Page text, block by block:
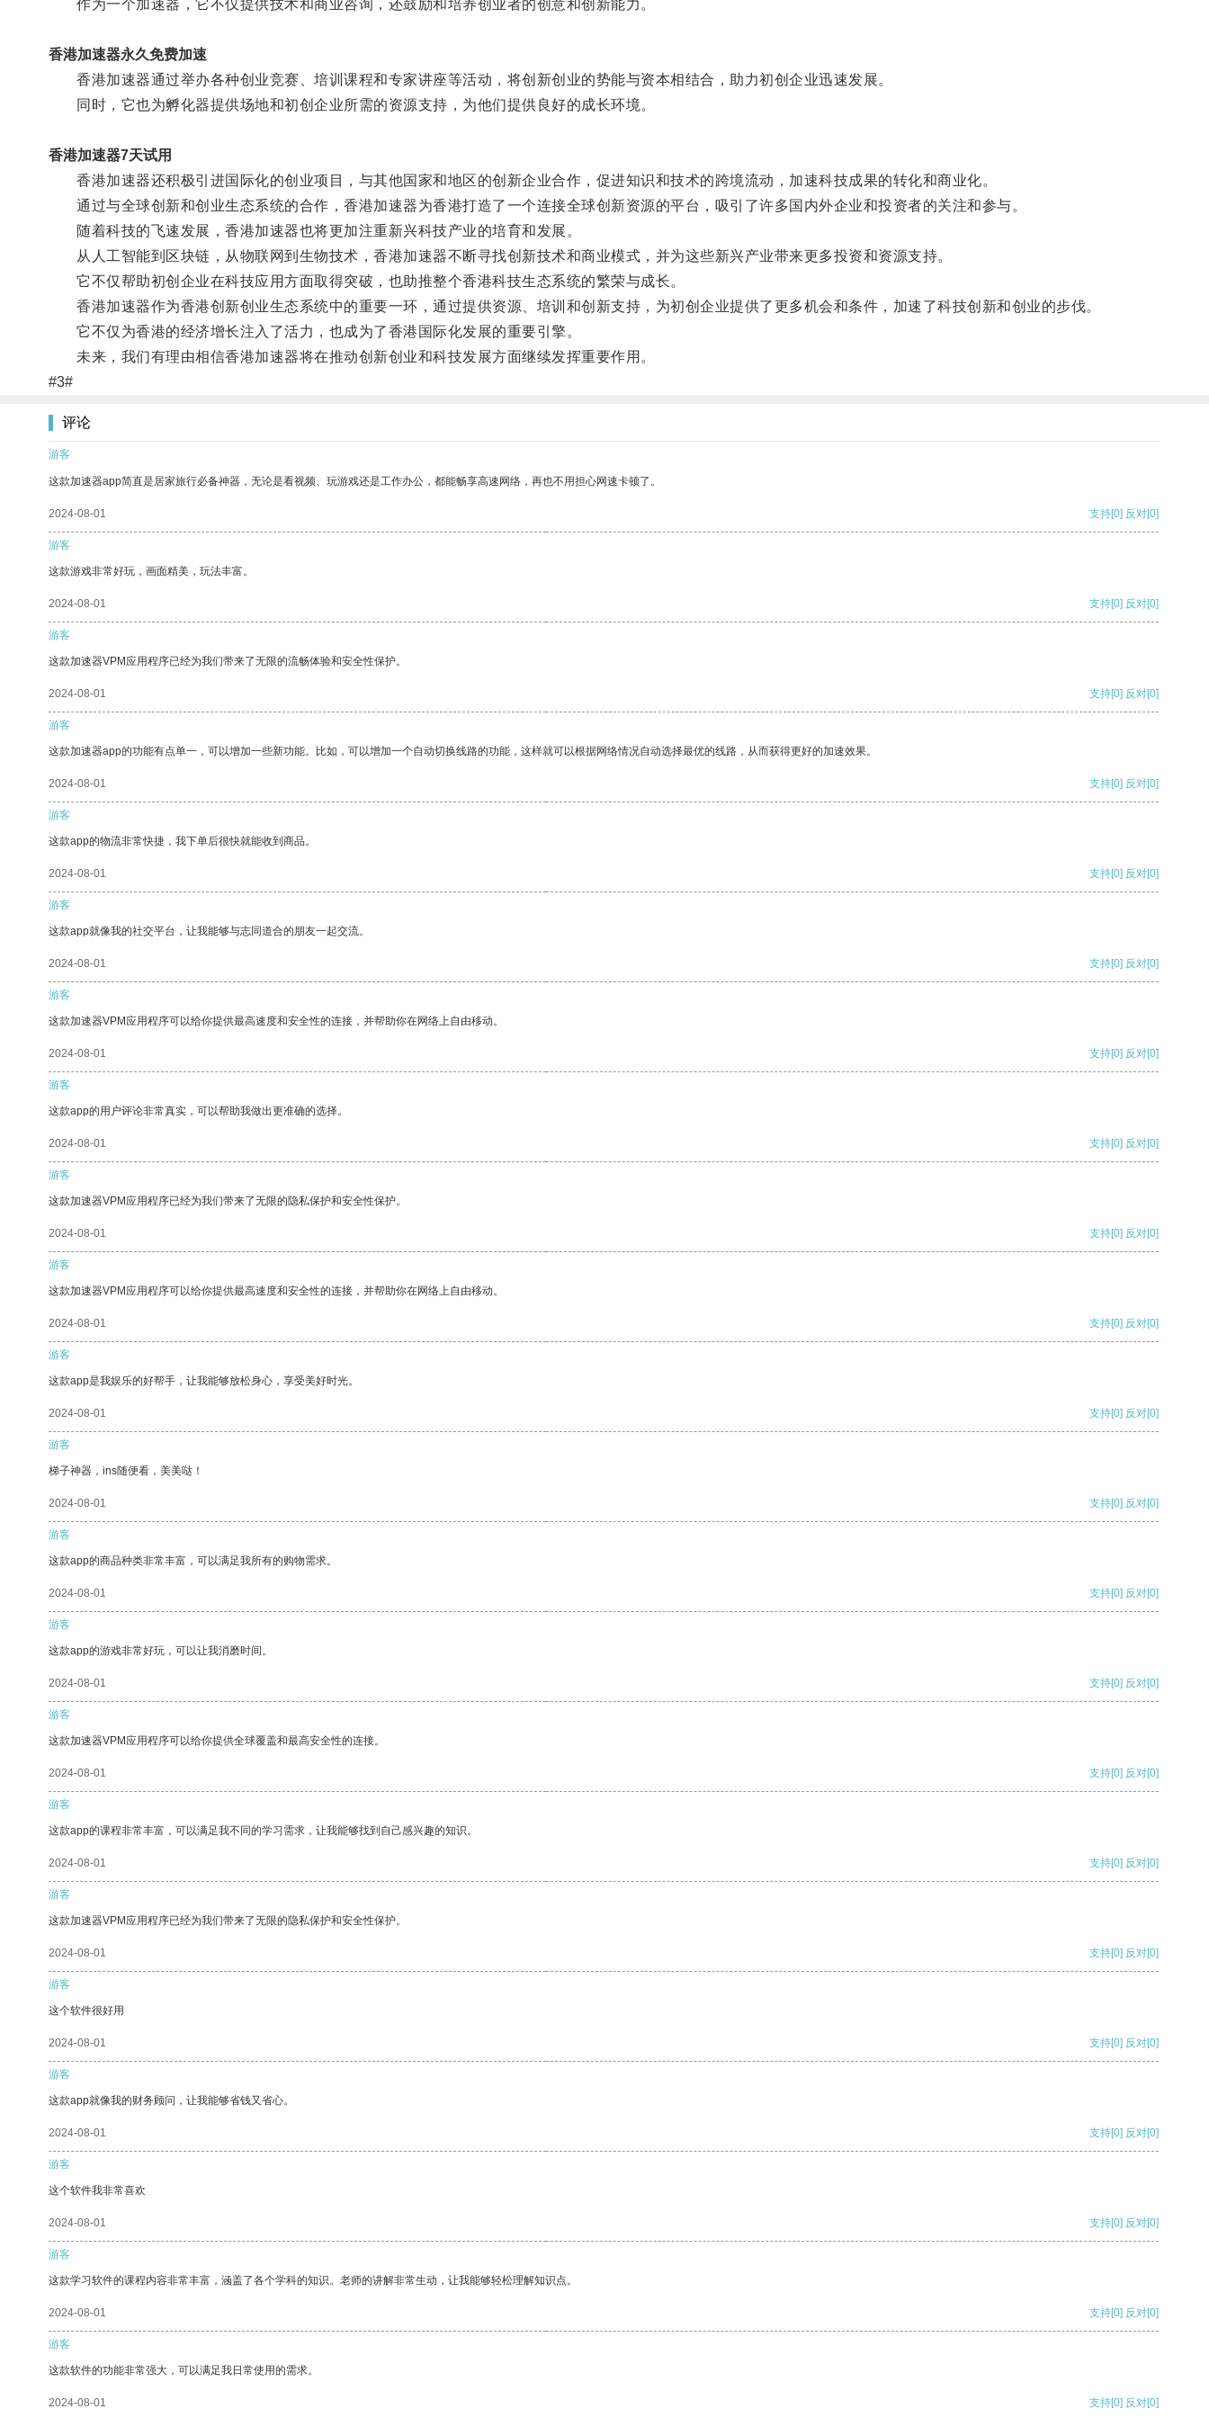
作为一个加速器，它不仅提供技术和商业咨询，还鼓励和培养创业者的创意和创新能力。
香港加速器永久免费加速
香港加速器通过举办各种创业竞赛、培训课程和专家讲座等活动，将创新创业的势能与资本相结合，助力初创企业迅速发展。
同时，它也为孵化器提供场地和初创企业所需的资源支持，为他们提供良好的成长环境。
香港加速器7天试用
香港加速器还积极引进国际化的创业项目，与其他国家和地区的创新企业合作，促进知识和技术的跨境流动，加速科技成果的转化和商业化。
通过与全球创新和创业生态系统的合作，香港加速器为香港打造了一个连接全球创新资源的平台，吸引了许多国内外企业和投资者的关注和参与。
随着科技的飞速发展，香港加速器也将更加注重新兴科技产业的培育和发展。
从人工智能到区块链，从物联网到生物技术，香港加速器不断寻找创新技术和商业模式，并为这些新兴产业带来更多投资和资源支持。
它不仅帮助初创企业在科技应用方面取得突破，也助推整个香港科技生态系统的繁荣与成长。
香港加速器作为香港创新创业生态系统中的重要一环，通过提供资源、培训和创新支持，为初创企业提供了更多机会和条件，加速了科技创新和创业的步伐。
它不仅为香港的经济增长注入了活力，也成为了香港国际化发展的重要引擎。
未来，我们有理由相信香港加速器将在推动创新创业和科技发展方面继续发挥重要作用。
#3#
评论
游客
这款加速器app简直是居家旅行必备神器，无论是看视频、玩游戏还是工作办公，都能畅享高速网络，再也不用担心网速卡顿了。
2024-08-01 支持[0] 反对[0]
游客
这款游戏非常好玩，画面精美，玩法丰富。
2024-08-01 支持[0] 反对[0]
游客
这款加速器VPM应用程序已经为我们带来了无限的流畅体验和安全性保护。
2024-08-01 支持[0] 反对[0]
游客
这款加速器app的功能有点单一，可以增加一些新功能。比如，可以增加一个自动切换线路的功能，这样就可以根据网络情况自动选择最优的线路，从而获得更好的加速效果。
2024-08-01 支持[0] 反对[0]
游客
这款app的物流非常快捷，我下单后很快就能收到商品。
2024-08-01 支持[0] 反对[0]
游客
这款app就像我的社交平台，让我能够与志同道合的朋友一起交流。
2024-08-01 支持[0] 反对[0]
游客
这款加速器VPM应用程序可以给你提供最高速度和安全性的连接，并帮助你在网络上自由移动。
2024-08-01 支持[0] 反对[0]
游客
这款app的用户评论非常真实，可以帮助我做出更准确的选择。
2024-08-01 支持[0] 反对[0]
游客
这款加速器VPM应用程序已经为我们带来了无限的隐私保护和安全性保护。
2024-08-01 支持[0] 反对[0]
游客
这款加速器VPM应用程序可以给你提供最高速度和安全性的连接，并帮助你在网络上自由移动。
2024-08-01 支持[0] 反对[0]
游客
这款app是我娱乐的好帮手，让我能够放松身心，享受美好时光。
2024-08-01 支持[0] 反对[0]
游客
梯子神器，ins随便看，美美哒！
2024-08-01 支持[0] 反对[0]
游客
这款app的商品种类非常丰富，可以满足我所有的购物需求。
2024-08-01 支持[0] 反对[0]
游客
这款app的游戏非常好玩，可以让我消磨时间。
2024-08-01 支持[0] 反对[0]
游客
这款加速器VPM应用程序可以给你提供全球覆盖和最高安全性的连接。
2024-08-01 支持[0] 反对[0]
游客
这款app的课程非常丰富，可以满足我不同的学习需求，让我能够找到自己感兴趣的知识。
2024-08-01 支持[0] 反对[0]
游客
这款加速器VPM应用程序已经为我们带来了无限的隐私保护和安全性保护。
2024-08-01 支持[0] 反对[0]
游客
这个软件很好用
2024-08-01 支持[0] 反对[0]
游客
这款app就像我的财务顾问，让我能够省钱又省心。
2024-08-01 支持[0] 反对[0]
游客
这个软件我非常喜欢
2024-08-01 支持[0] 反对[0]
游客
这款学习软件的课程内容非常丰富，涵盖了各个学科的知识。老师的讲解非常生动，让我能够轻松理解知识点。
2024-08-01 支持[0] 反对[0]
游客
这款软件的功能非常强大，可以满足我日常使用的需求。
2024-08-01 支持[0] 反对[0]